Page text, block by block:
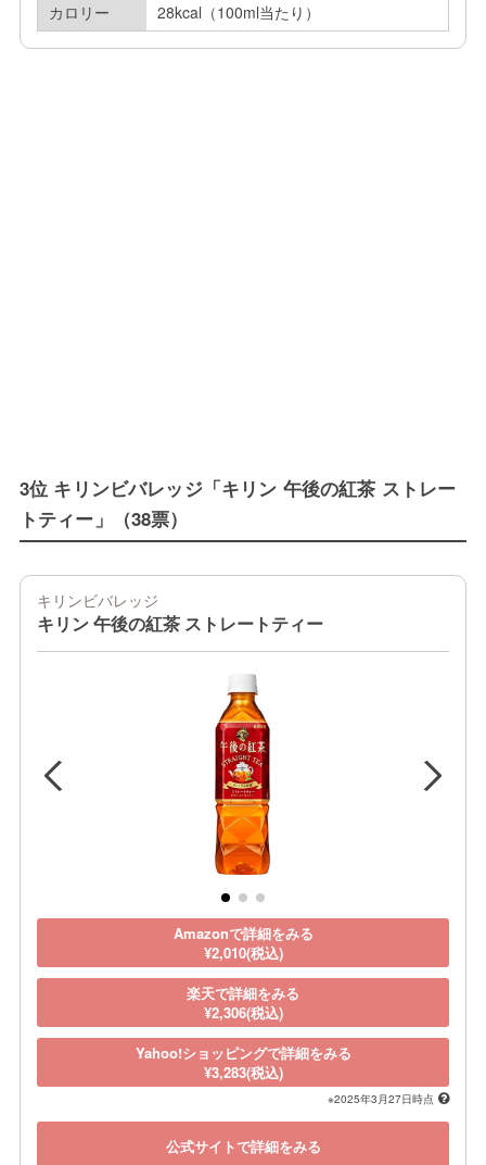
カロリー
28kcal（100ml当たり）
3位 キリンビバレッジ「キリン 午後の紅茶 ストレー
トティー」（38票）
キリンビバレッジ
キリン 午後の紅茶 ストレートティー
Amazonで詳細をみる
¥2,010(税込)
楽天で詳細をみる
¥2,306(税込)
Yahoo!ショッピングで詳細をみる
¥3,283(税込)
※2025年3月27日時点
公式サイトで詳細をみる